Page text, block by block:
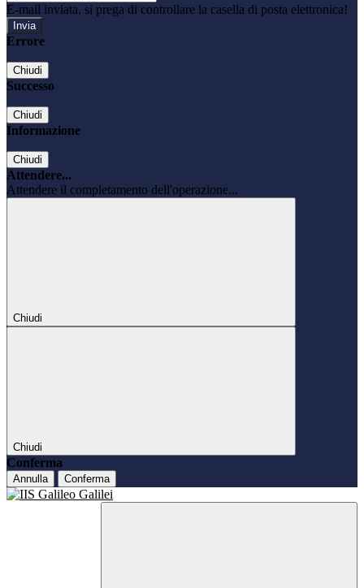
E-mail inviata, si prega di controllare la casella di posta elettronica!
Errore
Chiudi
Successo
Chiudi
Informazione
Chiudi
Attendere...
Attendere il completamento dell'operazione...
Chiudi
Chiudi
Conferma
Annulla Conferma